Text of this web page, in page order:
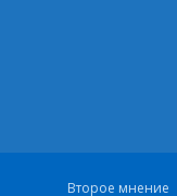
Второе мнение